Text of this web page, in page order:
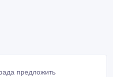
предложить